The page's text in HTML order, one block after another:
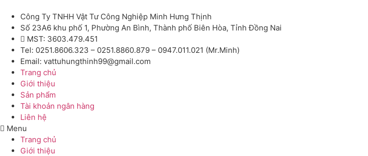
Công Ty TNHH Vật Tư Công Nghiệp Minh Hưng Thịnh
Số 23A6 khu phố 1, Phường An Bình, Thành phố Biên Hòa, Tỉnh Đồng Nai
MST: 3603.479.451
Tel: 0251.8606.323 – 0251.8860.879 – 0947.011.021 (Mr.Minh)
Email: vattuhungthinh99@gmail.com
Trang chủ
Giới thiệu
Sản phẩm
Tài khoản ngân hàng
Liên hệ
Menu
Trang chủ
Giới thiệu